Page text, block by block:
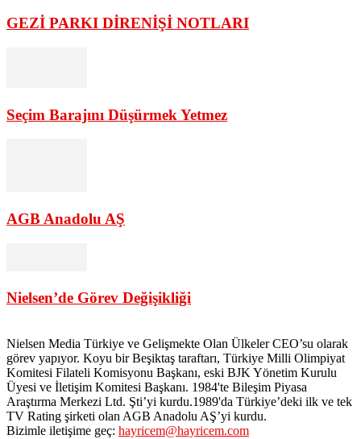
GEZİ PARKI DİRENİŞİ NOTLARI
Seçim Barajını Düşürmek Yetmez
AGB Anadolu AŞ
Nielsen’de Görev Değişikliği
Nielsen Media Türkiye ve Gelişmekte Olan Ülkeler CEO’su olarak
görev yapıyor. Koyu bir Beşiktaş taraftarı, Türkiye Milli Olimpiyat
Komitesi Filateli Komisyonu Başkanı, eski BJK Yönetim Kurulu
Üyesi ve İletişim Komitesi Başkanı. 1984'te Bileşim Piyasa
Araştırma Merkezi Ltd. Şti’yi kurdu.1989'da Türkiye’deki ilk ve tek
TV Rating şirketi olan AGB Anadolu AŞ’yi kurdu.
Bizimle iletişime geç: hayricem@hayricem.com